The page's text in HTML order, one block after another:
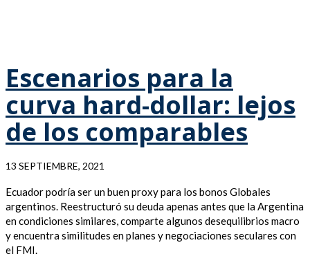
Escenarios para la
curva hard-dollar: lejos
de los comparables
13 SEPTIEMBRE, 2021
Ecuador podría ser un buen proxy para los bonos Globales
argentinos. Reestructuró su deuda apenas antes que la Argentina
en condiciones similares, comparte algunos desequilibrios macro
y encuentra similitudes en planes y negociaciones seculares con
el FMI.